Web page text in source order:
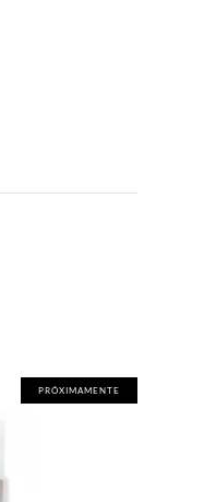
PRÓXIMAMENTE